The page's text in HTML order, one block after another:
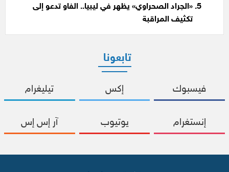
«الجراد الصحراوي» يظهر في ليبيا.. الفاو تدعو إلى
تكثيف المراقبة
تابعونا
فيسبوك إكس تيليغرام
إنستغرام يوتيوب آر إس إس